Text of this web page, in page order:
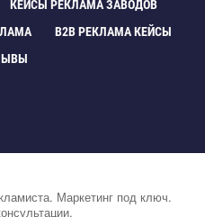
КЕЙСЫ РЕКЛАМА ЗАВОДО
B2B РЕКЛАМА КЕЙСЫ
Маркетинг под ключ.